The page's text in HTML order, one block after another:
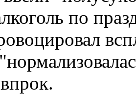
по